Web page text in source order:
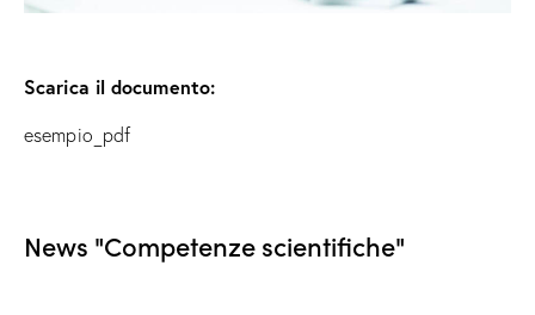
Scarica il documento:
esempio_pdf
News "Competenze scientifiche"